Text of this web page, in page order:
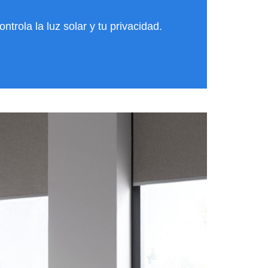
la luz solar y tu privacidad.